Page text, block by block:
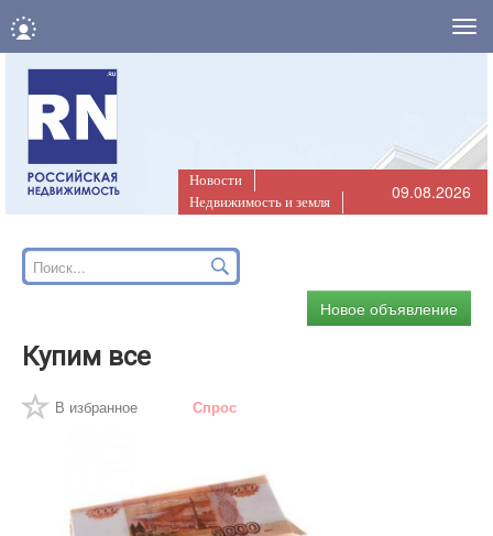
Новости
Недвижимость и земля
09.08.2026
Новое объявление
Купим все
В избранное Спрос